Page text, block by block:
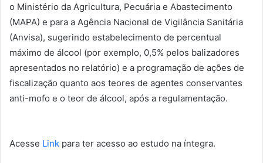
o Ministério da Agricultura, Pecuária e Abastecimento
(MAPA) e para a Agência Nacional de Vigilância Sanitária
(Anvisa), sugerindo estabelecimento de percentual
máximo de álcool (por exemplo, 0,5% pelos balizadores
apresentados no relatório) e a programação de ações de
fiscalização quanto aos teores de agentes conservantes
anti-mofo e o teor de álcool, após a regulamentação.
Acesse Link para ter acesso ao estudo na íntegra.